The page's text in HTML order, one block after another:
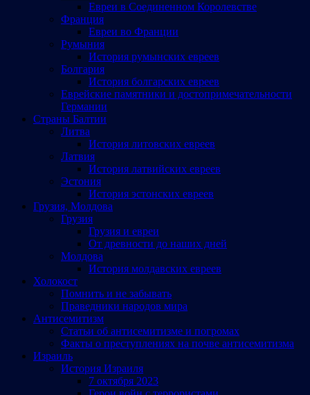
Евреи в Соединенном Королевстве
Франция
Евреи во Франции
Румыния
История румынских евреев
Болгария
История болгарских евреев
Еврейские памятники и достопримечательности
Германии
Страны Балтии
Литва
История литовских евреев
Латвия
История латвийских евреев
Эстония
История эстонских евреев
Грузия, Молдова
Грузия
Грузия и евреи
От древности до наших дней
Молдова
История молдавских евреев
Холокост
Помнить и не забывать
Праведники народов мира
Антисемитизм
Статьи об антисемитизме и погромах
Факты о преступлениях на почве антисемитизма
Израиль
История Израиля
7 октября 2023